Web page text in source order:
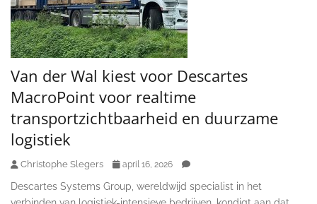
Van der Wal kiest voor Descartes
MacroPoint voor realtime
transportzichtbaarheid en duurzame
logistiek
Christophe Slegers april 16, 2026
Descartes Systems Group, wereldwijd specialist in het